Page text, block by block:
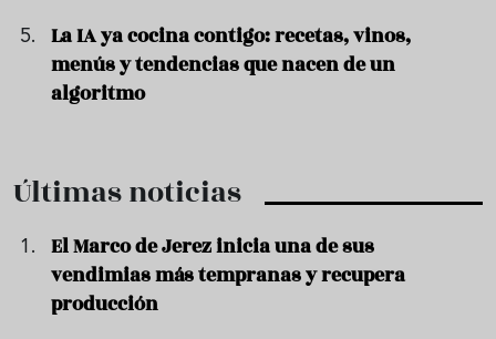
La IA ya cocina contigo: recetas, vinos,
menús y tendencias que nacen de un
algoritmo
Últimas noticias
El Marco de Jerez inicia una de sus
vendimias más tempranas y recupera
producción